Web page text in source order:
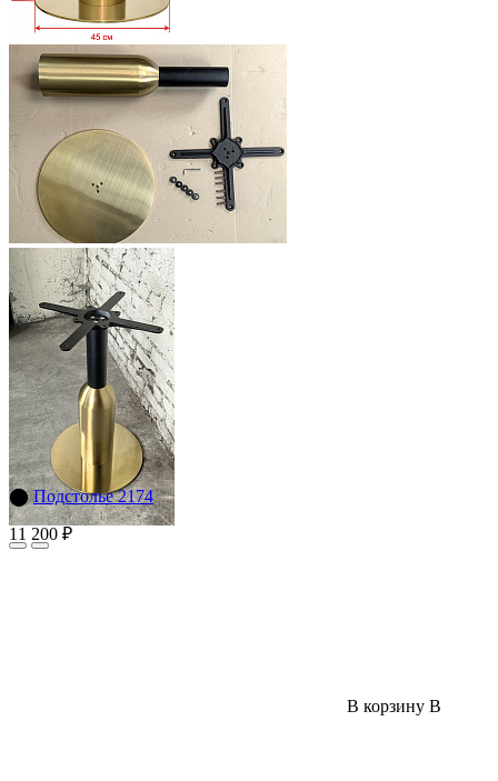
⬤ Подстолье 2174
11 200 ₽
В корзину В